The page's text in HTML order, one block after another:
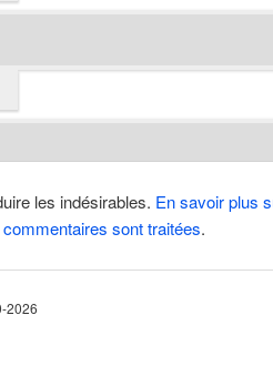
les indésirables. En savoir plus
sont traitées.
2026